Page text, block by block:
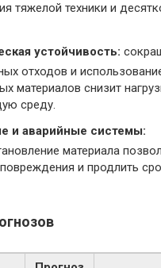
тяжелой техники и
устойчивость:
отходов и
материалов снизит
среду.
и аварийные системы:
материала
повреждения и продлить